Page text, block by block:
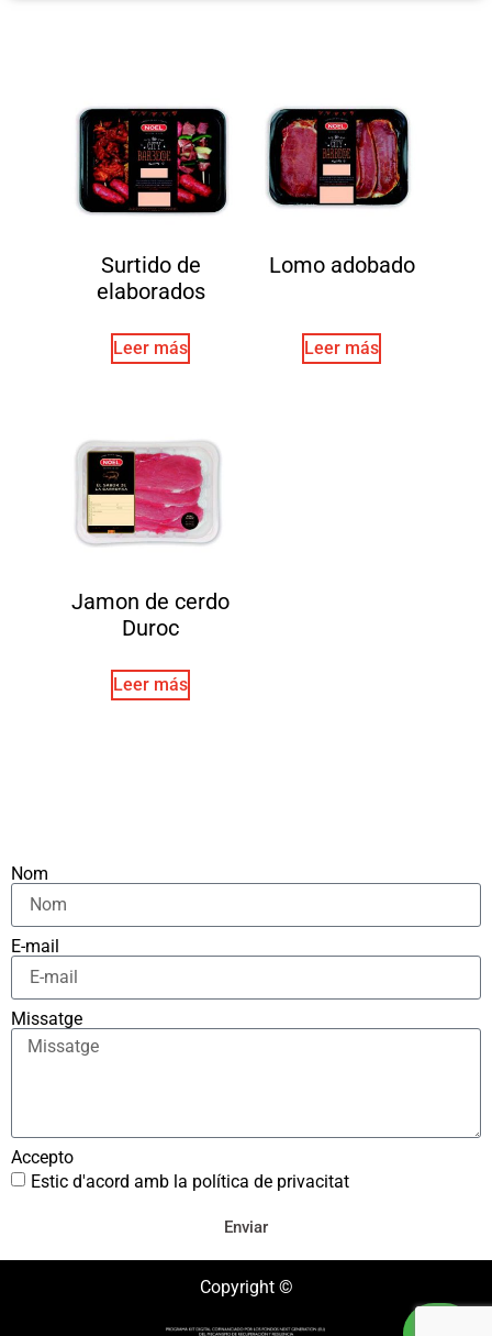
Surtido de
elaborados
Leer más
Lomo adobado
Leer más
Jamon de cerdo
Duroc
Leer más
Nom
E-mail
Missatge
Accepto
Estic d'acord amb la política de privacitat
Enviar
Copyright ©